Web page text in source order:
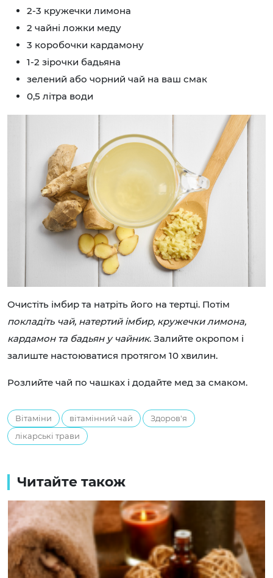
2-3 кружечки лимона
2 чайні ложки меду
3 коробочки кардамону
1-2 зірочки бадьяна
зелений або чорний чай на ваш смак
0,5 літра води
Очистіть імбир та натріть його на тертці. Потім
покладіть чай, натертий імбир, кружечки лимона,
кардамон та бадьян у чайник. Залийте окропом і
залиште настоюватися протягом 10 хвилин.
Розлийте чай по чашках і додайте мед за смаком.
Вітаміни вітамінний чай
Здоров'я
лікарські трави
Читайте також